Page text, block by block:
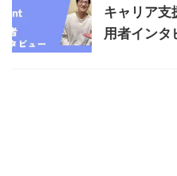
キャリア
用者インタ